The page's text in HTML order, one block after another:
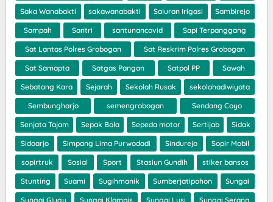
Saka Wanabakti sakawanabakti Saluran Irigasi Sambirejo
Sampah Santri santunancovid Sapi Terpanggang
Sat Lantas Polres Grobogan Sat Reskrim Polres Grobogan
Sat Samapta Satgas Pangan Satpol PP Sawah
Sebatang Kara Sejarah Sekolah Rusak sekolahadiwiyata
Sembungharjo semengrobogan Sendang Coyo
Senjata Tajam Sepak Bola Sepeda motor Sertijab Sidak
Sidoarjo Simpang Lima Purwodadi Sindurejo Sopir Mobil
sopirtruk Sosial Sport Stasiun Gundih stiker bansos
Stunting Suami Sugihmanik Sumberjatipohon Sungai
Sungai Glugu Sungai Klampis Sungai Lusi Sungai Serang